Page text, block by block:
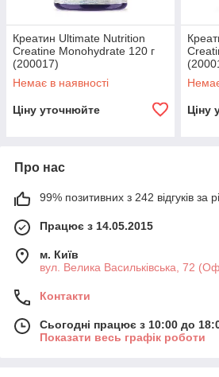
Креатин Ultimate Nutrition
Creatine Monohydrate 120 г
(200017)
Немає в наявності
Ціну уточнюйте Ціну
Про нас
99% позитивних з 242 відгуків за
Працює з 14.05.2015
м. Київ
вул. Велика Васильківська, 72
Контакти
Сьогодні працює з 10:00 до
Показати весь графік роботи